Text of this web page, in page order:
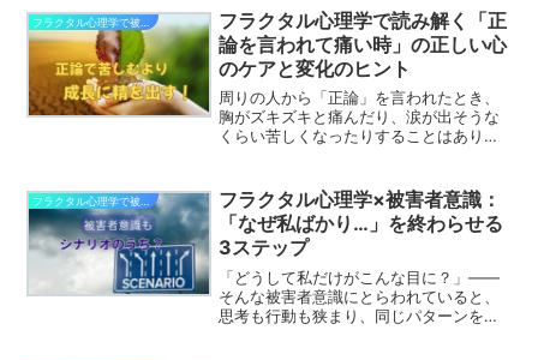
フラクタル心理学で読み解く「正
論を言われて痛い時」の正しい心
のケアと変化のヒント
周りの人から「正論」を言われたとき、
胸がズキズキと痛んだり、涙が出そうな
くらい苦しくなったりすることはありま
い」「まるで自分の存在すべてを否定さ
れたように感じてしまう...
フラクタル心理学で被害者意識から抜け出す
フラクタル心理学×被害者意識：
「なぜ私ばかり…」を終わらせる
3ステップ
「どうして私だけがこんな目に？」――
そんな被害者意識にとらわれていると、
思考も行動も狭まり、同じパターンを何